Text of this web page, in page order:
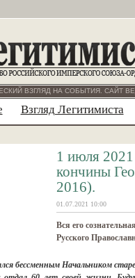
ВЗГЛЯД НА СОБЫТИЯ. САЙТ
Взгляд Легитимиста
1 июля 2021
кончины
2016).
01.07.2021 10:00
Вся его
Русского
бессменным Начальником